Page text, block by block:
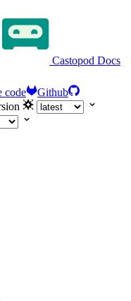
Castopod Docs
code
Github